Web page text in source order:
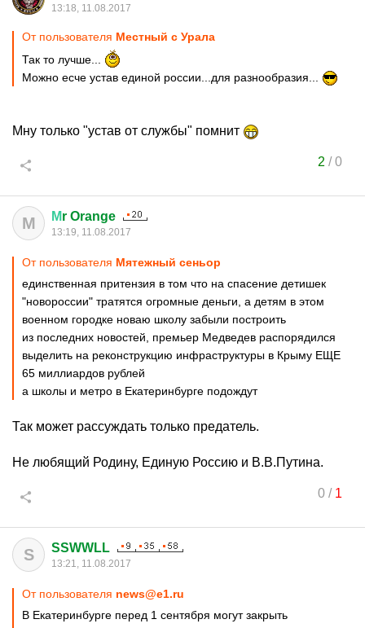
13:18, 11.08.2017
От пользователя Местный с Урала
Так то лучше...
Можно есче устав единой россии...для разнообразия...
Мну только "устав от службы" помнит
2 /0
М Мr Orange
13:19, 11.08.2017
От пользователя Мятежный сеньор
единственная притензия в том что на спасение детишек
"новороссии" тратятся огромные деньги, а детям в этом
военном городке новаю школу забыли построить
из последних новостей, премьер Медведев распорядился
выделить на реконструкцию инфраструктуры в Крыму ЕЩЕ
65 миллиардов рублей
а школы и метро в Екатеринбурге подождут
Так может рассуждать только предатель.
Не любящий Родину, Единую Россию и В.В.Путина.
0/ 1
S SSWWLL
13:21, 11.08.2017
От пользователя news@e1.ru
В Екатеринбурге перед 1 сентября могут закрыть